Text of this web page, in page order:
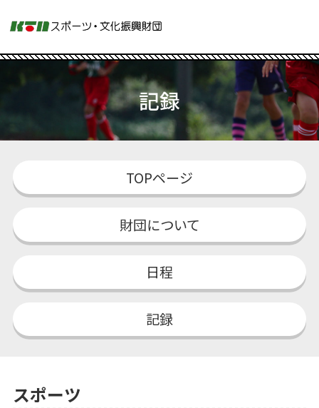
記録
TOPページ
財団について
日程
記録
スポーツ